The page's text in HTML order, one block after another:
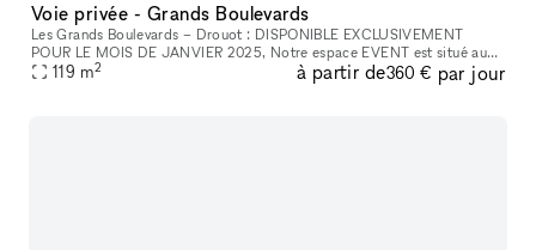
Voie privée - Grands Boulevards
Les Grands Boulevards – Drouot : DISPONIBLE EXCLUSIVEMENT
POUR LE MOIS DE JANVIER 2025, Notre espace EVENT est situé au
cœur de l'animation de Paris et des ventes d'objets, dans une voie privée
119 m2 à partir de360 € par jour